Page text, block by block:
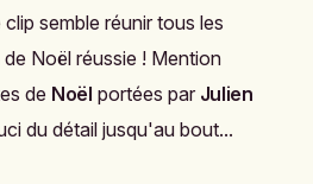
semble réunir tous les
Noël réussie ! Mention
de Noël portées par Julien
du détail jusqu'au bout...